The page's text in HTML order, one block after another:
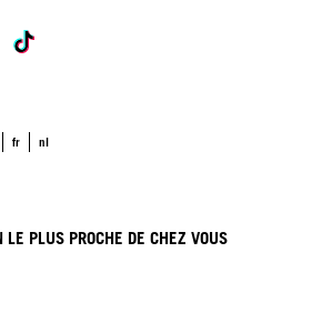
fr nl
LE PLUS PROCHE DE CHEZ VOUS